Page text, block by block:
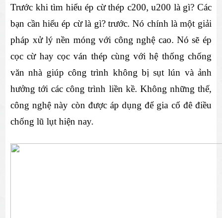
Trước khi tìm hiểu ép cừ thép c200, u200 là gì? Các
bạn cần hiểu ép cừ là gì? trước. Nó chính là một giải
pháp xử lý nền móng với công nghệ cao. Nó sẽ ép
cọc cừ hay cọc ván thép cùng với hệ thống chống
văn nhà giúp công trình không bị sụt lún và ảnh
hưởng tới các công trình liền kề. Không những thế,
công nghệ này còn được áp dụng để gia cố đê điều
chống lũ lụt hiện nay.